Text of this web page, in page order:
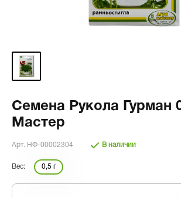
Семена Рукола Гурман
Мастер
Арт. НФ-00002304 В наличии
Вес: 0,5 г